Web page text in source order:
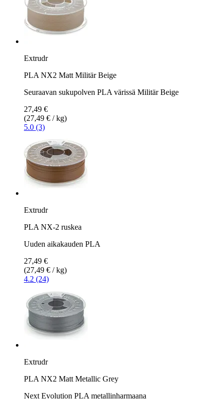
Extrudr
PLA NX2 Matt Militär Beige
Seuraavan sukupolven PLA värissä Militär Beige
27,49 €
(27,49 € / kg)
5.0 (3)
Extrudr
PLA NX-2 ruskea
Uuden aikakauden PLA
27,49 €
(27,49 € / kg)
4.2 (24)
Extrudr
PLA NX2 Matt Metallic Grey
Next Evolution PLA metallinharmaana